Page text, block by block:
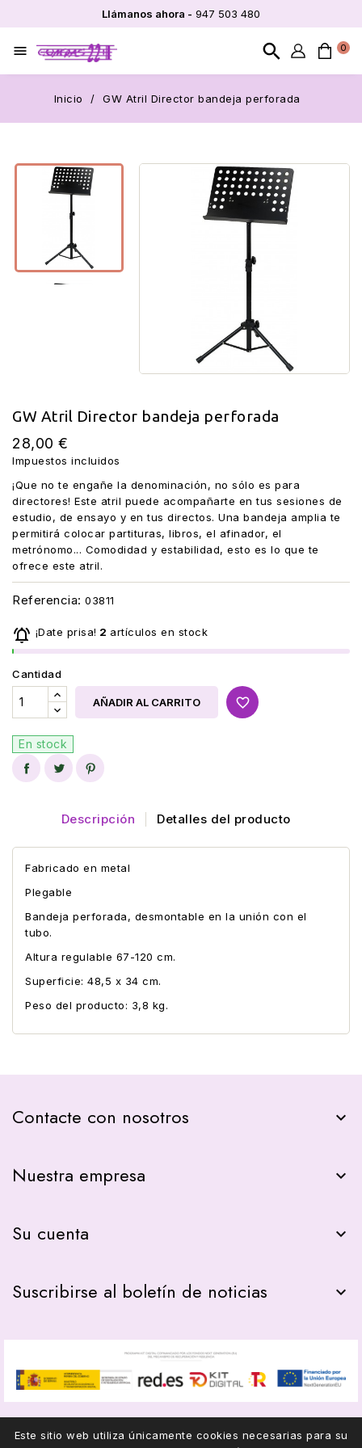
Llámanos ahora - 947 503 480
0
search

Inicio GW Atril Director bandeja perforada
GW Atril Director bandeja perforada
28,00 €
Impuestos incluidos
¡Que no te engañe la denominación, no sólo es para
directores! Este atril puede acompañarte en tus sesiones de
estudio, de ensayo y en tus directos. Una bandeja amplia te
permitirá colocar partituras, libros, el afinador, el
metrónomo... Comodidad y estabilidad, esto es lo que te
ofrece este atril.
Referencia: 03811
 ¡Date prisa! 2 artículos en stock
Cantidad
AÑADIR AL CARRITO favorite_border
En stock
Descripción Detalles del producto
Fabricado en metal
Plegable
Bandeja perforada, desmontable en la unión con el
tubo.
Altura regulable 67-120 cm.
Superficie: 48,5 x 34 cm.
Peso del producto: 3,8 kg.
Contacte con nosotros keyboard_arrow_down
Este sitio web utiliza únicamente cookies necesarias para su
Nuestra empresa 
Su cuenta 
Suscribirse al boletín de noticias 